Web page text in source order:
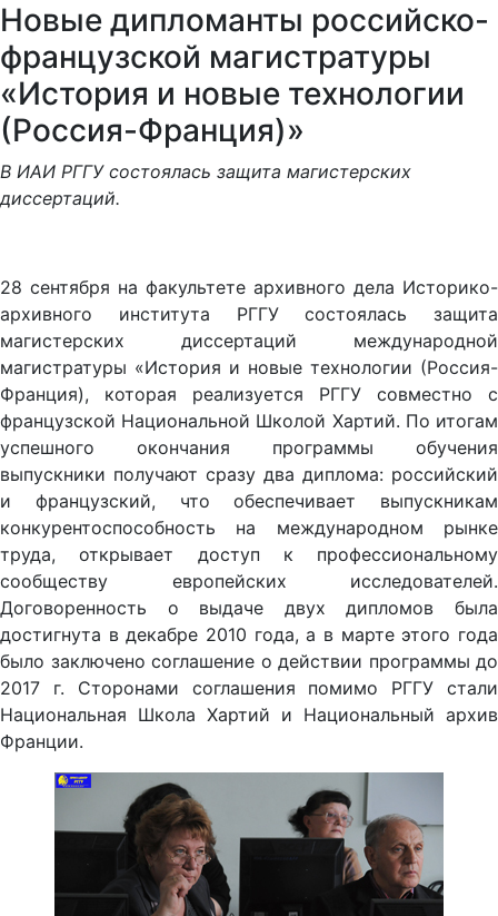
Новые дипломанты российско-
французской магистратуры
«История и новые технологии
(Россия-Франция)»
В ИАИ РГГУ состоялась защита магистерских
диссертаций.
28 сентября на факультете архивного дела Историко-
архивного института РГГУ состоялась защита
магистерских диссертаций международной
магистратуры «История и новые технологии (Россия-
Франция), которая реализуется РГГУ совместно с
французской Национальной Школой Хартий. По итогам
успешного окончания программы обучения
выпускники получают сразу два диплома: российский
и французский, что обеспечивает выпускникам
конкурентоспособность на международном рынке
труда, открывает доступ к профессиональному
сообществу европейских исследователей.
Договоренность о выдаче двух дипломов была
достигнута в декабре 2010 года, а в марте этого года
было заключено соглашение о действии программы до
2017 г. Сторонами соглашения помимо РГГУ стали
Национальная Школа Хартий и Национальный архив
Франции.